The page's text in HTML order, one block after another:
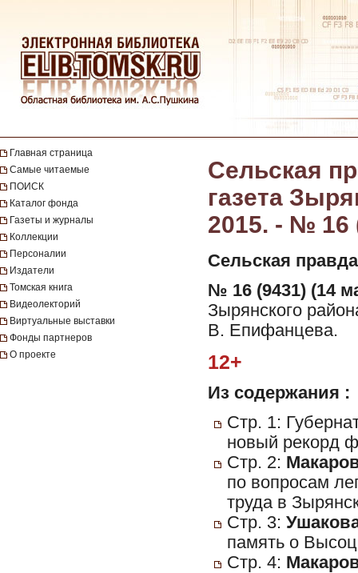
Главная страница
Самые читаемые
ПОИСК
Каталог фонда
Газеты и журналы
Коллекции
Персоналии
Издатели
Томская книга
Видеолекторий
Виртуальные выставки
Фонды партнеров
О проекте
Сельская
газета
2015. - № 16
Сельская
№ 16 (9431) (14
Зырянского
В. Епифанцева.
12+
Из содержания :
Стр. 1:
новый рекорд
Стр. 2:
по вопросам
труда в
Стр. 3:
память о
Стр. 4: